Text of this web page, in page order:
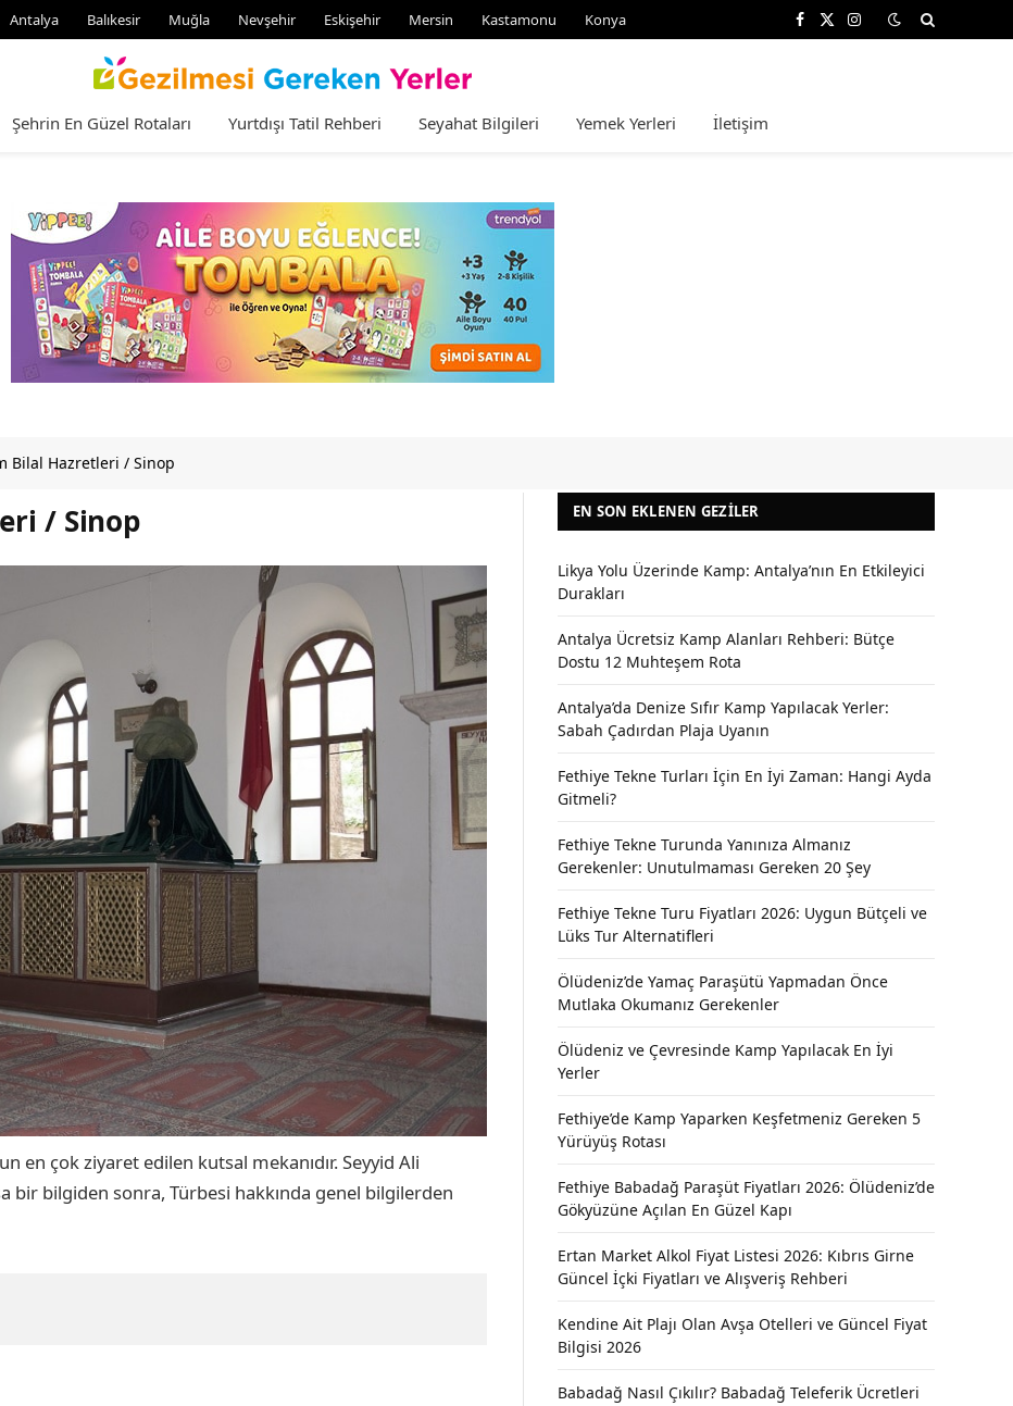
Antalya Balıkesir Muğla Nevşehir Eskişehir Mersin Kastamonu Konya Facebook
X
Instagram
Şehrin En Güzel Rotaları Yurtdışı Tatil Rehberi Seyahat Bilgileri Yemek Yerleri İletişim
Bilal Hazretleri / Sinop
/ Sinop
en çok ziyaret edilen kutsal mekanıdır. Seyyid Ali
bir bilgiden sonra, Türbesi hakkında genel bilgilerden
EN SON EKLENEN GEZILER
Likya Yolu Üzerinde Kamp: Antalya’nın En Etkileyici
Durakları
Antalya Ücretsiz Kamp Alanları Rehberi: Bütçe
Dostu 12 Muhteşem Rota
Antalya’da Denize Sıfır Kamp Yapılacak Yerler:
Sabah Çadırdan Plaja Uyanın
Fethiye Tekne Turları İçin En İyi Zaman: Hangi Ayda
Gitmeli?
Fethiye Tekne Turunda Yanınıza Almanız
Gerekenler: Unutulmaması Gereken 20 Şey
Fethiye Tekne Turu Fiyatları 2026: Uygun Bütçeli ve
Lüks Tur Alternatifleri
Ölüdeniz’de Yamaç Paraşütü Yapmadan Önce
Mutlaka Okumanız Gerekenler
Ölüdeniz ve Çevresinde Kamp Yapılacak En İyi
Yerler
Fethiye’de Kamp Yaparken Keşfetmeniz Gereken 5
Yürüyüş Rotası
Fethiye Babadağ Paraşüt Fiyatları 2026: Ölüdeniz’de
Gökyüzüne Açılan En Güzel Kapı
Ertan Market Alkol Fiyat Listesi 2026: Kıbrıs Girne
Güncel İçki Fiyatları ve Alışveriş Rehberi
Kendine Ait Plajı Olan Avşa Otelleri ve Güncel Fiyat
Bilgisi 2026
Babadağ Nasıl Çıkılır? Babadağ Teleferik Ücretleri